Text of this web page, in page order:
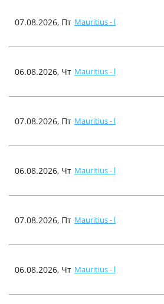
07.08.2026, Пт Mauritius - l
06.08.2026, Чт Mauritius - l
07.08.2026, Пт Mauritius - l
06.08.2026, Чт Mauritius - l
07.08.2026, Пт Mauritius - l
06.08.2026, Чт Mauritius - l